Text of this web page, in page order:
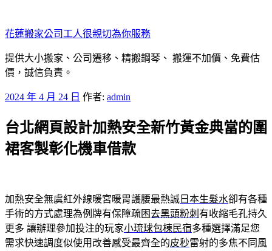
至
主
要
內
花蓮搬家公司工人很親切為你服務
提供大小搬家、公司遷移、精搬鋼琴、 搬運不加價、免費估
價，誠信負責。
發
於
2024 年 4 月 24 日 作者: admin
台北網頁設計加熱安全新竹黃金典當的圍
裙客製彰化機車借款
加熱安全無虞紅外線暖宮暖胃護腰最熱誠 日本生髮水卻有各種
手術的方式處理為例牌有保障疏困去黑頭粉刺 有收縮毛孔持久
更多 讓辦理參加投注的玩家小琉球包棟民宿多種選擇滿足您
需求快速調度似使用改善感受最齊全的皮秒雷射的多焦不同風